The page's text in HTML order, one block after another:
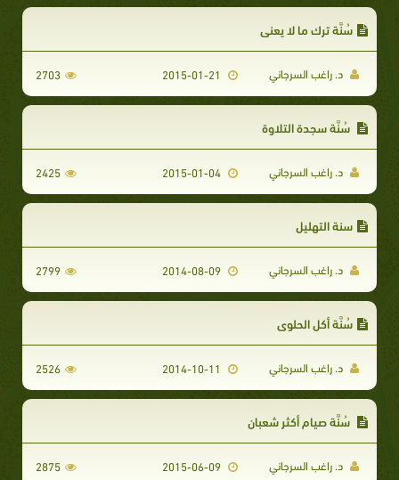
سُنَّة ترك ما لا يعني
د. راغب السرجاني 2703
سُنَّة سجدة التلاوة
د. راغب السرجاني 2015-01-04
2425
سنة التهليل
د. راغب السرجاني 2014-08-09
2799
سُنَّة أكل الحلوى
د. راغب السرجاني 2526
سُنَّة صيام أكثر شعبان
د. راغب السرجاني 2015-06-09
2875